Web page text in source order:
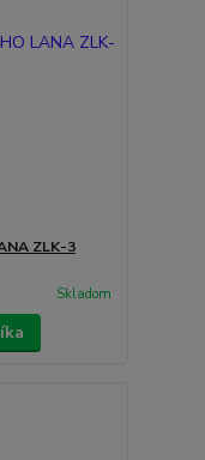
ZLK-3
Skladom